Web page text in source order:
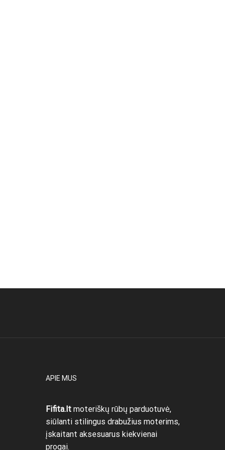
APIE MUS
Fifita.lt moteriškų rūbų parduotuvė,
siūlanti stilingus drabužius moterims,
įskaitant aksesuarus kiekvienai
progai.